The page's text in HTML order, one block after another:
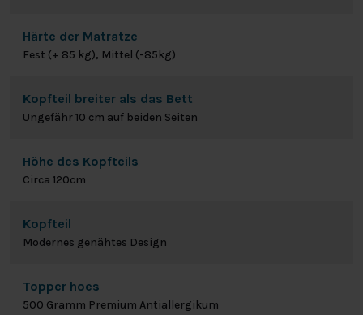
Härte der Matratze
Fest (+ 85 kg), Mittel (-85kg)
Kopfteil breiter als das Bett
Ungefähr 10 cm auf beiden Seiten
Höhe des Kopfteils
Circa 120cm
Kopfteil
Modernes genähtes Design
Topper hoes
500 Gramm Premium Antiallergikum